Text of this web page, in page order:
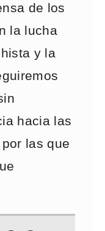
de los
la lucha
y la
hacia las
las que